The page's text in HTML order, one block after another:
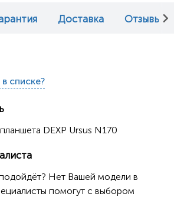
Доставка Отзывы (0)
списке?
DEXP Ursus N170
Нет Вашей модели в
помогут с выбором